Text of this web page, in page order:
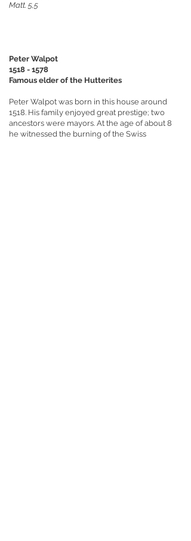
Matt. 5,5
Peter Walpot
1518 - 1578
Famous elder of the Hutterites
Peter Walpot was born in this house around
1518. His family enjoyed great prestige; two
ancestors were mayors. At the age of about 8
he witnessed the burning of the Swiss